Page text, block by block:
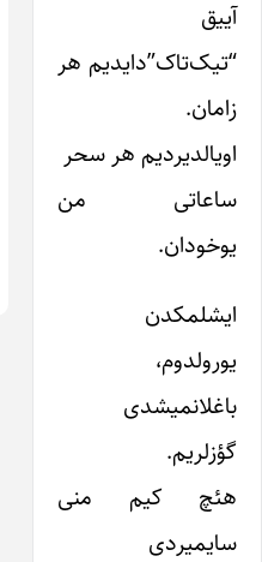
آییق
“تیک‌تاک”دایدیم هر
زامان.
اویالدیردیم هر سحر
ساعاتی من
یوخودان.
ایشلمکدن
یورولدوم،
باغلانمیشدی
گؤزلریم.
هئچ کیم منی
سایمیردی